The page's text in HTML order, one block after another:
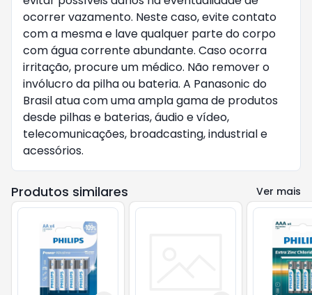
ocorrer vazamento. Neste caso, evite contato
com a mesma e lave qualquer parte do corpo
com água corrente abundante. Caso ocorra
irritação, procure um médico. Não remover o
invólucro da pilha ou bateria. A Panasonic do
Brasil atua com uma ampla gama de produtos
desde pilhas e baterias, áudio e vídeo,
telecomunicações, broadcasting, industrial e
acessórios.
Produtos similares Ver mais